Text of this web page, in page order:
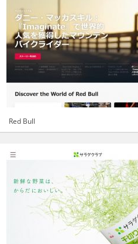
Red Bull